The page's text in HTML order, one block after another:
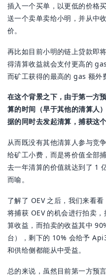
插入一个买单，以更低的价格
送一个卖单卖给小明，并从中
价。
再比如目前小明的链上贷款即
得清算收益就会支付更高的
而矿工获得的最高的 gas 额外
在这个背景之下，由于第一方
算的时间（早于其他的清算人
据的同时去发起清算，捕获这
从而既没有其他清算人参与竞
给矿工小费，而是将价值全部
去一年清算的价值就达到了 1
而喻。
了解了 OEV 之后，我们来看
将捕获 OEV 的机会进行拍卖
算收益，而拍卖的收益其中
台），剩下的 10% 会给予
和供给侧都能从中受益。
总的来说，虽然目前第一方预